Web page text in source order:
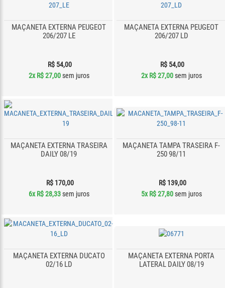
MAÇANETA EXTERNA PEUGEOT
206/207 LE
R$ 54,00
2x R$ 27,00sem juros
MAÇANETA EXTERNA PEUGEOT
206/207 LD
R$ 54,00
2x R$ 27,00sem juros
MAÇANETA EXTERNA TRASEIRA
DAILY 08/19
R$ 170,00
6x R$ 28,33sem juros
MAÇANETA TAMPA TRASEIRA F-
250 98/11
R$ 139,00
5x R$ 27,80sem juros
MAÇANETA EXTERNA DUCATO
02/16 LD
MAÇANETA EXTERNA PORTA
LATERAL DAILY 08/19